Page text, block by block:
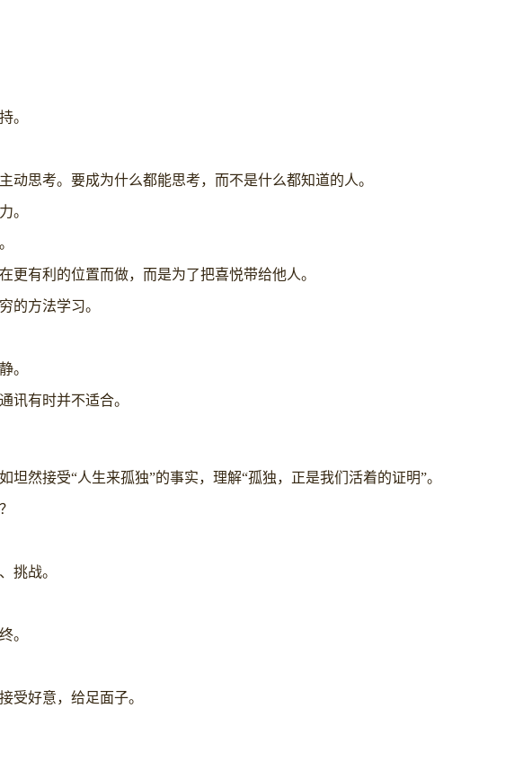
。
动思考。要成为什么都能思考，而不是什么都知道的人。
。
更有利的位置而做，而是为了把喜悦带给他人。
的方法学习。
。
讯有时并不适合。
坦然接受“人生来孤独”的事实，理解“孤独，正是我们活着的证明”。
挑战。
。
受好意，给足面子。